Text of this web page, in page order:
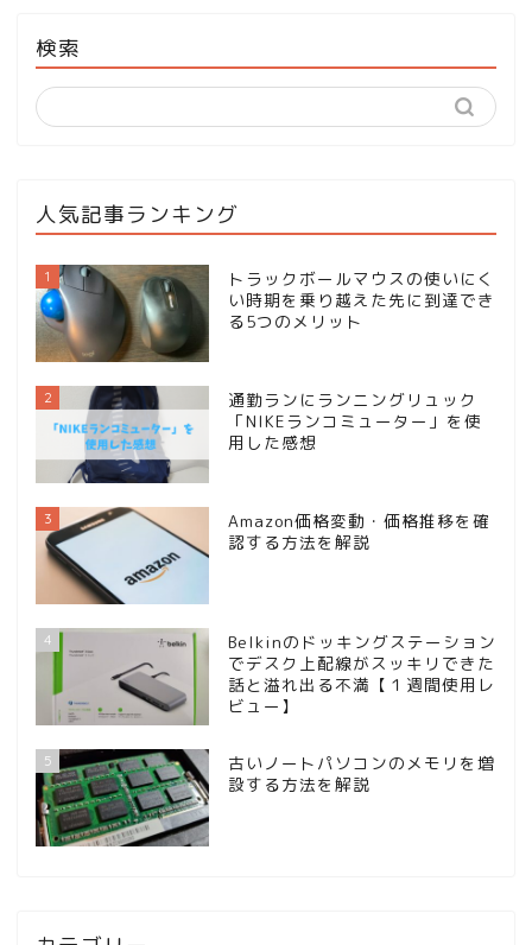
検索
人気記事ランキング
1
トラックボールマウスの使いにく
い時期を乗り越えた先に到達でき
る5つのメリット
2
通勤ランにランニングリュック
「NIKEランコミューター」を使
用した感想
3
Amazon価格変動・価格推移を確
認する方法を解説
4
Belkinのドッキングステーション
でデスク上配線がスッキリできた
話と溢れ出る不満【１週間使用レ
ビュー】
5
古いノートパソコンのメモリを増
設する方法を解説